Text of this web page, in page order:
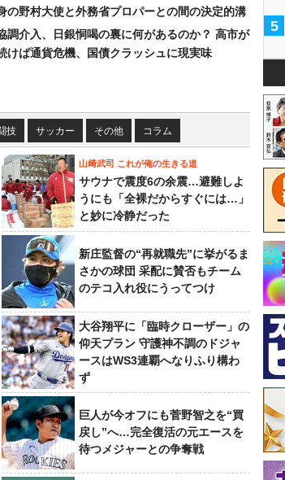
の野村大使と外務省プロパーとの間の決定的溝
調介入、日銀恫喝の裏に何があるのか？ 高市が
けば通貨危機、国債クラッシュに現実味
技 サッカー その他 コラム
山﨑武司 これが俺の生きる道
サウナで震度6の余震…避難しよ
うにも「全裸だからすぐには…」
と妙に冷静だった
新庄監督の“再就職先”に挙がるま
さかの球団 采配に賛否もチーム
のテコ入れ役にうってつけ
大谷翔平に「臨時クローザー」の
仰天プラン 守護神不調のドジャ
ースはWS3連覇へなりふり構わ
ず
巨人が今オフにも菅野智之を“買
戻し”へ…完全復活の元エースを
待つメジャーとの争奪戦
5